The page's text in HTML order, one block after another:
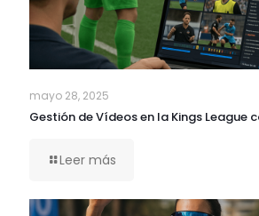
mayo 28, 2025
Gestión de Vídeos en la Kings League
Leer más